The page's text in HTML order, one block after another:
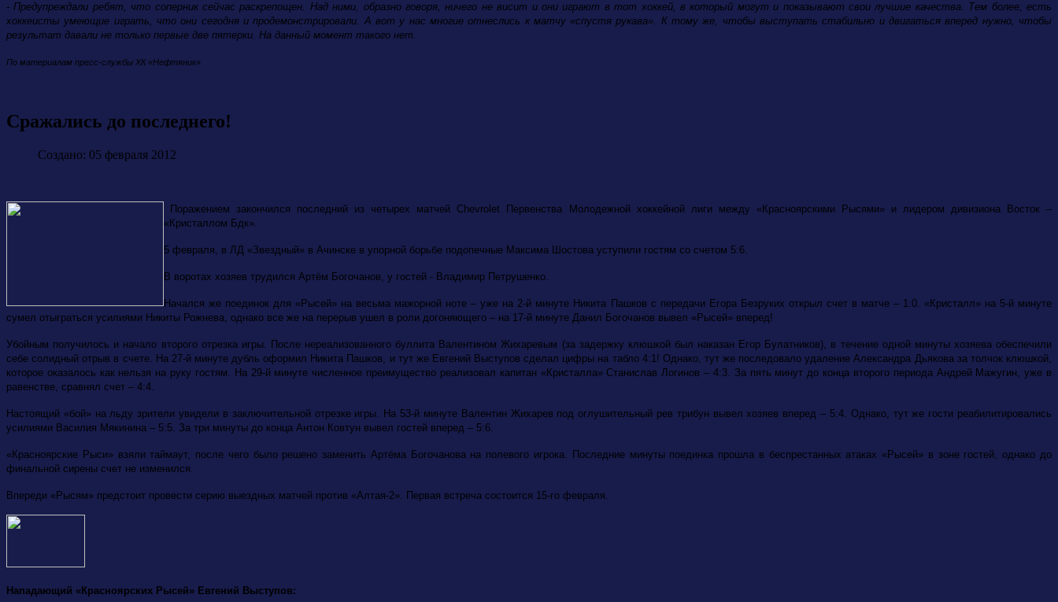
- Предупреждали ребят, что соперник сейчас раскрепощен. Над ними, образно говоря, ничего не висит и они играют в тот хоккей, в который могут и показывают свои лучшие качества. Тем более, есть
хоккеисты умеющие играть, что они сегодня и продемонстрировали. А вот у нас многие отнеслись к матчу «спустя рукава». К тому же, чтобы выступать стабильно и двигаться вперед нужно, чтобы
результат давали не только первые две пятерки. На данный момент такого нет.
По материалам пресс-службы ХК «Нефтяник»
Сражались до последнего!
Создано: 05 февраля 2012
Поражением закончился последний из четырех матчейChevrolet
Первенства Молодежной хоккейной лиги между «Красноярскими Рысями» и лидером дивизиона Восток –
«Кристаллом Бдк».
5 февраля, в ЛД «Звездный» в Ачинске в упорной борьбе подопечные Максима Шостова уступили гостям со счетом 5:6.
В воротах хозяев трудился Артём Богочанов, у гостей - Владимир Петрушенко.
Начался же поединок для «Рысей» на весьма мажорной ноте – уже на 2-й минуте Никита Пашков с передачи Егора Безруких открыл счет в матче – 1:0. «Кристалл» на 5-й минуте
сумел отыграться усилиями Никиты Рожнева, однако все же на перерыв ушел в роли догоняющего – на 17-й минуте Данил Богочанов вывел «Рысей» вперед!
Убойным получилось и начало второго отрезка игры. После нереализованного буллита Валентином Жихаревым (за задержку клюшкой был наказан Егор Булатников), в течение одной минуты хозяева обеспечили
себе солидный отрыв в счете. На 27-й минуте дубль оформил Никита Пашков, и тут же Евгений Выступов сделал цифры на табло 4:1! Однако, тут же последовало удаление Александра Дьякова за толчок клюшкой,
которое оказалось как нельзя на руку гостям. На 29-й минуте численное преимущество реализовал капитан «Кристалла» Станислав Логинов – 4:3. За пять минут до конца второго периода Андрей Мажугин, уже в
равенстве, сравнял счет – 4:4.
Настоящий «бой» на льду зрители увидели в заключительной отрезке игры. На 53-й минуте Валентин Жихарев под оглушительный рев трибун вывел хозяев вперед – 5:4. Однако, тут же гости реабилитировались
усилиями Василия Мякинина – 5:5. За три минуты до конца Антон Ковтун вывел гостей вперед – 5:6.
«Красноярские Рыси» взяли таймаут, после чего было решено заменить Артёма Богочанова на полевого игрока. Последние минуты поединка прошла в беспрестанных атаках «Рысей» в зоне гостей, однако до
финальной сирены счет не изменился.
Впереди «Рысям» предстоит провести серию выездных матчей против «Алтая-2». Первая встреча состоится 15-го февраля.
Нападающий «Красноярских Рысей» Евгений Выступов: